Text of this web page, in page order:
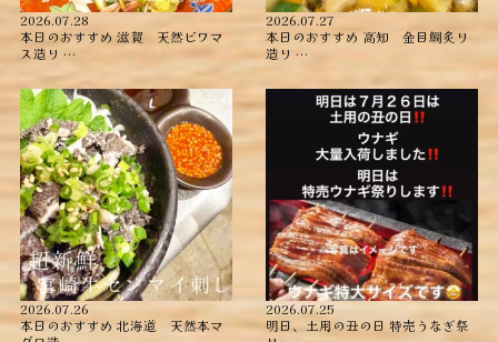
2026.07.28
本日のおすすめ ︎滋賀 天然ビワマ
ス造り …
2026.07.27
本日のおすすめ ︎高知 金目鯛炙り
造り ︎…
2026.07.26
本日のおすすめ ︎北海道 天然本マ
2026.07.25
明日、土用の丑の日 特売うなぎ祭